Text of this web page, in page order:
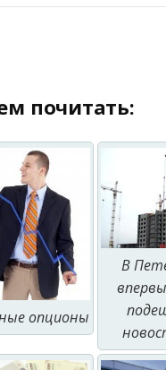
почитать:
опционы
В